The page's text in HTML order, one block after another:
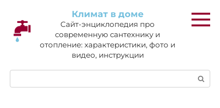
контенту
Климат в доме
Сайт-энциклопедия про
современную сантехнику и
отопление: характеристики, фото и
видео, инструкции
Поиск: